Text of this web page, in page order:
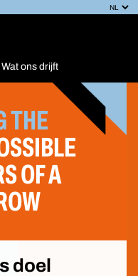
Wat ons drijft
THE
OF A
doel